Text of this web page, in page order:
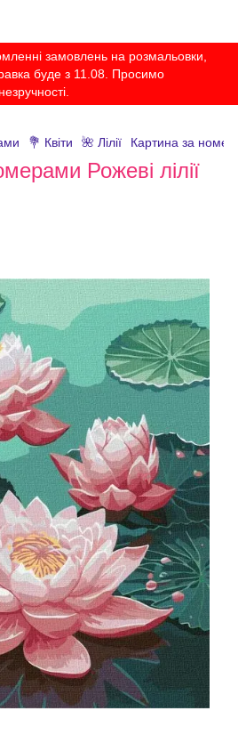
замовлень на розмальовки,
буде з 11.08. Просимо
💐 Квіти 🌺 Лілії Картина за
Рожеві лілії